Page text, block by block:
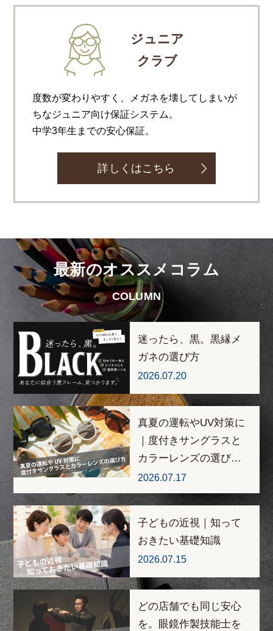
ジュニア
クラブ
度数が変わりやすく、メガネを壊してしまいが
ちなジュニア向け保証システム。
中学3年生までの安心保証。
詳しくはこちら
最新のオススメコラム
COLUMN
迷ったら、黒。黒縁メ
ガネの選び方
2026.07.20
真夏の運転やUV対策に
｜度付きサングラスと
カラーレンズの選び…
2026.07.17
子どもの近視｜知って
おきたい基礎知識
2026.07.15
どの店舗でも同じ安心
を。眼鏡作製技能士を